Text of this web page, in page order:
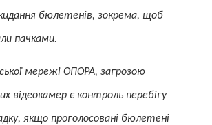
бюлетенів, зокрема, щоб
пачками.
мережі ОПОРА, загрозою
відеокамер є контроль перебігу
якщо проголосовані бюлетені